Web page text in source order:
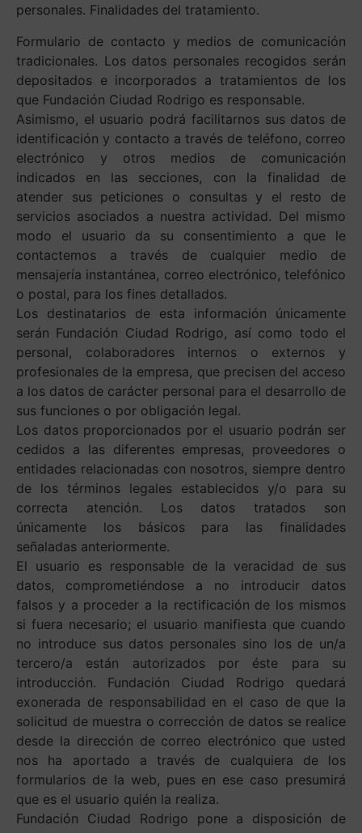
personales. Finalidades del tratamiento.
Formulario de contacto y medios de comunicación
tradicionales. Los datos personales recogidos serán
depositados e incorporados a tratamientos de los
que Fundación Ciudad Rodrigo es responsable.
Asimismo, el usuario podrá facilitarnos sus datos de
identificación y contacto a través de teléfono, correo
electrónico y otros medios de comunicación
indicados en las secciones, con la finalidad de
atender sus peticiones o consultas y el resto de
servicios asociados a nuestra actividad. Del mismo
modo el usuario da su consentimiento a que le
contactemos a través de cualquier medio de
mensajería instantánea, correo electrónico, telefónico
o postal, para los fines detallados.
Los destinatarios de esta información únicamente
serán Fundación Ciudad Rodrigo, así como todo el
personal, colaboradores internos o externos y
profesionales de la empresa, que precisen del acceso
a los datos de carácter personal para el desarrollo de
sus funciones o por obligación legal.
Los datos proporcionados por el usuario podrán ser
cedidos a las diferentes empresas, proveedores o
entidades relacionadas con nosotros, siempre dentro
de los términos legales establecidos y/o para su
correcta atención. Los datos tratados son
únicamente los básicos para las finalidades
señaladas anteriormente.
El usuario es responsable de la veracidad de sus
datos, comprometiéndose a no introducir datos
falsos y a proceder a la rectificación de los mismos
si fuera necesario; el usuario manifiesta que cuando
no introduce sus datos personales sino los de un/a
tercero/a están autorizados por éste para su
introducción. Fundación Ciudad Rodrigo quedará
exonerada de responsabilidad en el caso de que la
solicitud de muestra o corrección de datos se realice
desde la dirección de correo electrónico que usted
nos ha aportado a través de cualquiera de los
formularios de la web, pues en ese caso presumirá
que es el usuario quién la realiza.
Fundación Ciudad Rodrigo pone a disposición de